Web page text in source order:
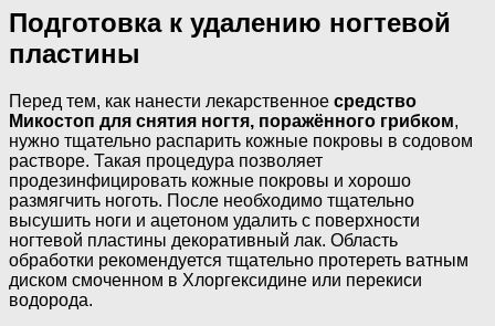
Подготовка к удалению ногтевой
пластины
Перед тем, как нанести лекарственное средство
Микостоп для снятия ногтя, поражённого грибком,
нужно тщательно распарить кожные покровы в содовом
растворе. Такая процедура позволяет
продезинфицировать кожные покровы и хорошо
размягчить ноготь. После необходимо тщательно
высушить ноги и ацетоном удалить с поверхности
ногтевой пластины декоративный лак. Область
обработки рекомендуется тщательно протереть ватным
диском смоченном в Хлоргексидине или перекиси
водорода.